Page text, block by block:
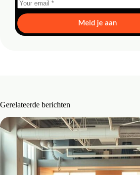
Meld je aan
Gerelateerde berichten